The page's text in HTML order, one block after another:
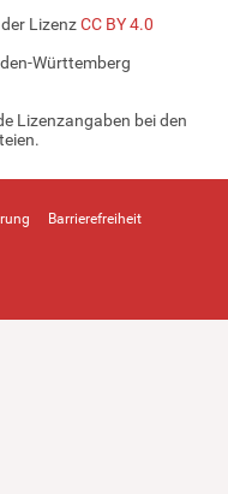
LizenzCC BY 4.0
Württemberg
Lizenzangaben bei den
Barrierefreiheit